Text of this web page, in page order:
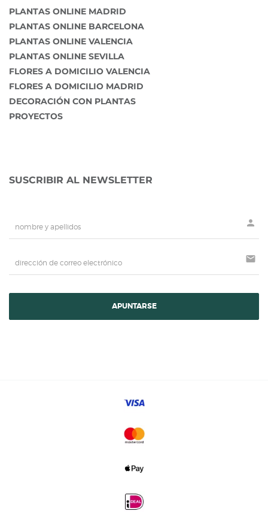
PLANTAS ONLINE MADRID
PLANTAS ONLINE BARCELONA
PLANTAS ONLINE VALENCIA
PLANTAS ONLINE SEVILLA
FLORES A DOMICILIO VALENCIA
FLORES A DOMICILIO MADRID
DECORACIÓN CON PLANTAS
PROYECTOS
SUSCRIBIR AL NEWSLETTER
person
mail
APUNTARSE